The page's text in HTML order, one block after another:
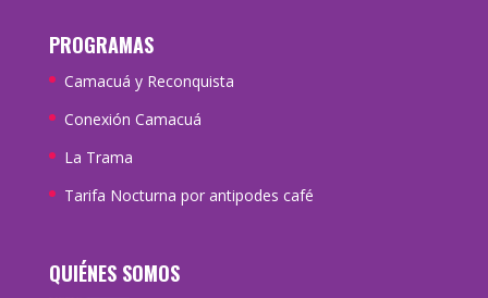
PROGRAMAS
Camacuá y Reconquista
Conexión Camacuá
La Trama
Tarifa Nocturna por antipodes café
QUIÉNES SOMOS